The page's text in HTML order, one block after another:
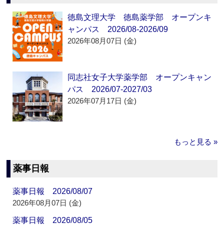
徳島文理大学 徳島薬学部 オープンキ
ャンパス 2026/08-2026/09
2026年08月07日 (金)
同志社女子大学薬学部 オープンキャン
パス 2026/07-2027/03
2026年07月17日 (金)
もっと見る »
薬事日報
薬事日報 2026/08/07
2026年08月07日 (金)
薬事日報 2026/08/05